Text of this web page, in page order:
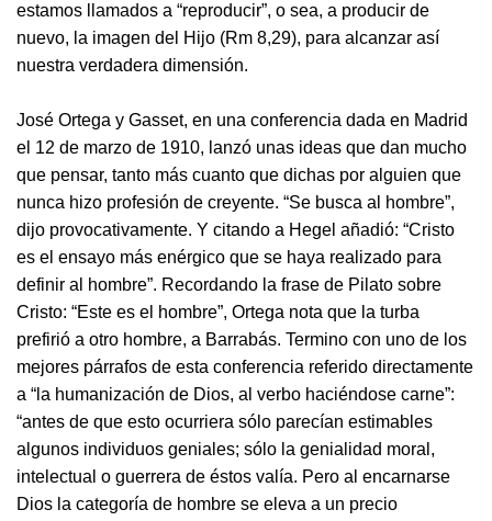
estamos llamados a “reproducir”, o sea, a producir de
nuevo, la imagen del Hijo (Rm 8,29), para alcanzar así
nuestra verdadera dimensión.
José Ortega y Gasset, en una conferencia dada en Madrid
el 12 de marzo de 1910, lanzó unas ideas que dan mucho
que pensar, tanto más cuanto que dichas por alguien que
nunca hizo profesión de creyente. “Se busca al hombre”,
dijo provocativamente. Y citando a Hegel añadió: “Cristo
es el ensayo más enérgico que se haya realizado para
definir al hombre”. Recordando la frase de Pilato sobre
Cristo: “Este es el hombre”, Ortega nota que la turba
prefirió a otro hombre, a Barrabás. Termino con uno de los
mejores párrafos de esta conferencia referido directamente
a “la humanización de Dios, al verbo haciéndose carne”:
“antes de que esto ocurriera sólo parecían estimables
algunos individuos geniales; sólo la genialidad moral,
intelectual o guerrera de éstos valía. Pero al encarnarse
Dios la categoría de hombre se eleva a un precio